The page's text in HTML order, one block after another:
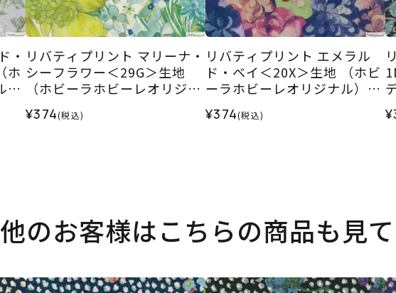
・
ホ
）
リバティプリント マリーナ・
シーフラワー＜29G＞生地
（ホビーラホビーレオリジナ
¥374(税込)
リバティプリント エメラル
ド・ベイ＜20X＞生地 （ホビ
ーラホビーレオリジナル）20
¥374(税込)
他のお客様はこちらの商品も見